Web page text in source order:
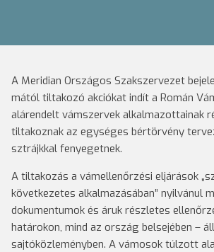
A Meridian Országos Szakszervezet
mától tiltakozó akciókat indít a Román
alárendelt vámszervek alkalmazottainak
tiltakoznak az egységes bértörvény
sztrájkkal fenyegetnek.
A tiltakozás a vámellenőrzési eljárások
következetes alkalmazásában” nyilvánul
dokumentumok és áruk részletes
határokon, mind az ország belsejében –
sajtóközleményben. A vámosok túlzott